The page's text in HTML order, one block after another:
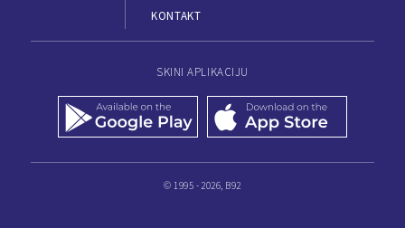
KONTAKT
SKINI APLIKACIJU
© 1995 - 2026, B92